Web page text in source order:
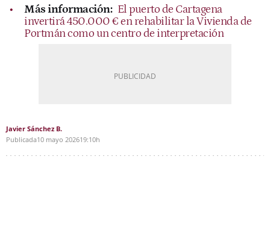
Más información: El puerto de Cartagena
invertirá 450.000 € en rehabilitar la Vivienda de
Portmán como un centro de interpretación
Javier Sánchez B.
Publicada10 mayo 202619:10h